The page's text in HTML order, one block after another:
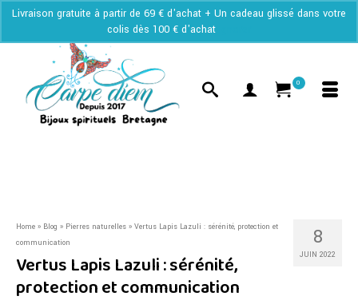
Livraison gratuite à partir de 69 € d'achat + Un cadeau glissé dans votre
colis dès 100 € d'achat
0
8
JUIN 2022
Home » Blog » Pierres naturelles » Vertus Lapis Lazuli : sérénité, protection et
communication
Vertus Lapis Lazuli : sérénité,
protection et communication